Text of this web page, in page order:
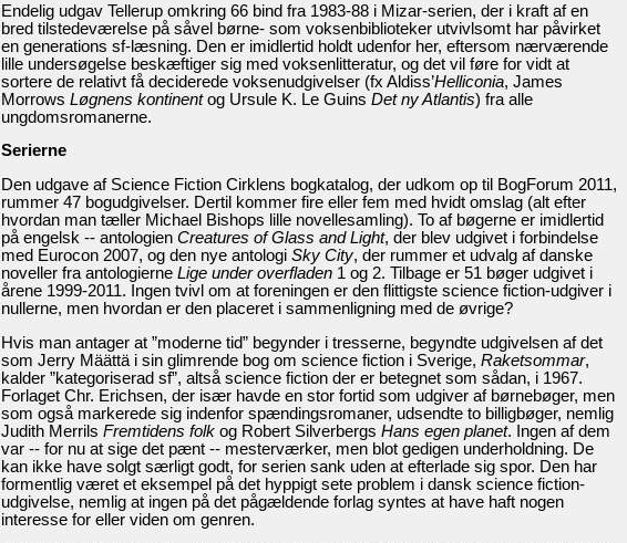
Endelig udgav Tellerup omkring 66 bind fra 1983-88 i Mizar-serien, der i kraft af en
bred tilstedeværelse på såvel børne- som voksenbiblioteker utvivlsomt har påvirket
en generations sf-læsning. Den er imidlertid holdt udenfor her, eftersom nærværende
lille undersøgelse beskæftiger sig med voksenlitteratur, og det vil føre for vidt at
sortere de relativt få deciderede voksenudgivelser (fx Aldiss’Helliconia, James
Morrows Løgnens kontinentog Ursule K. Le Guins Det ny Atlantis) fra alle
ungdomsromanerne.
Serierne
Den udgave af Science Fiction Cirklens bogkatalog, der udkom op til BogForum 2011,
rummer 47 bogudgivelser. Dertil kommer fire eller fem med hvidt omslag (alt efter
hvordan man tæller Michael Bishops lille novellesamling). To af bøgerne er imidlertid
på engelsk -- antologien Creatures of Glass and Light, der blev udgivet i forbindelse
med Eurocon 2007, og den nye antologi Sky City, der rummer et udvalg af danske
noveller fra antologierne Lige under overfladen 1 og 2. Tilbage er 51 bøger udgivet i
årene 1999-2011. Ingen tvivl om at foreningen er den flittigste science fiction-udgiver i
nullerne, men hvordan er den placeret i sammenligning med de øvrige?
Hvis man antager at ”moderne tid” begynder i tresserne, begyndte udgivelsen af det
som Jerry Määttä i sin glimrende bog om science fiction i Sverige, Raketsommar,
kalder ”kategoriserad sf”, altså science fiction der er betegnet som sådan, i 1967.
Forlaget Chr. Erichsen, der især havde en stor fortid som udgiver af børnebøger, men
som også markerede sig indenfor spændingsromaner, udsendte to billigbøger, nemlig
Judith Merrils Fremtidens folk og Robert Silverbergs Hans egen planet. Ingen af dem
var -- for nu at sige det pænt -- mesterværker, men blot gedigen underholdning. De
kan ikke have solgt særligt godt, for serien sank uden at efterlade sig spor. Den har
formentlig været et eksempel på det hyppigt sete problem i dansk science fiction-
udgivelse, nemlig at ingen på det pågældende forlag syntes at have haft nogen
interesse for eller viden om genren.